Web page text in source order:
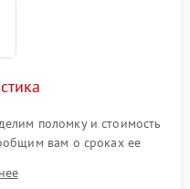
поломку и стоимость
вам о сроках ее